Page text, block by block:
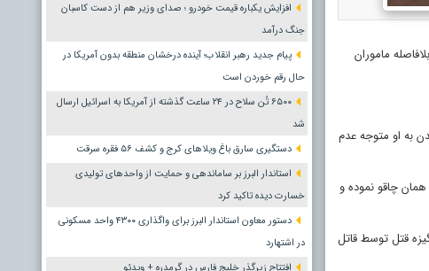
ماموران
به او متوجه عدم
با همان چاقو نموده و
قتل توسط قاتل
افزایش یکباره قیمت خودرو ؛ صدای وزیر هم از دست کاسبان
جنگ درآمد
پیام جدید رهبر انقلاب؛ آینده درخشان منطقه بدون آمریکا در
حال رقم خوردن است
۶۵۰۰ تُن سلاح در ۲۴ ساعت گذشته از آمریکا به اسرائیل ارسال
شد
دستگیری سارق باغ ویلاهای کرج و کشف ۵۶ فقره سرقت
استاندار البرز بر ساماندهی و حمایت از واحدهای تولیدی
خسارت دیده تاکید کرد
دستور معاون استاندار البرز برای واگذاری ۴۳۰۰ واحد مسکونی
در اشتهارد
افتتاح زیرگذر خلیج فارس در گرمدره + ویدئو